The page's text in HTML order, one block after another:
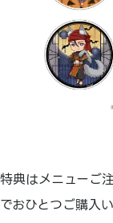
特典はメニューご
でおひとつご購入